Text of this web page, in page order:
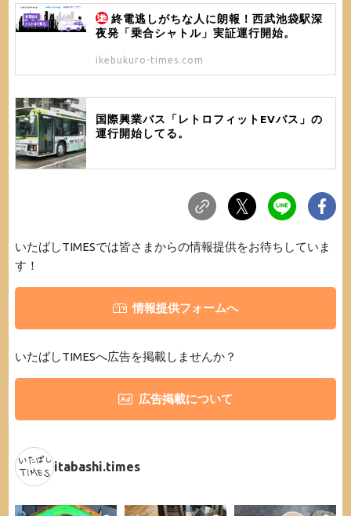
終電逃しがちな人に朗報！西武池袋駅深
夜発「乗合シャトル」実証運行開始。
ikebukuro-times.com
国際興業バス「レトロフィットEVバス」の
運行開始してる。
いたばしTIMESでは皆さまからの情報提供をお待ちしていま
す！
情報提供フォームへ
いたばしTIMESへ広告を掲載しませんか？
広告掲載について
itabashi.times